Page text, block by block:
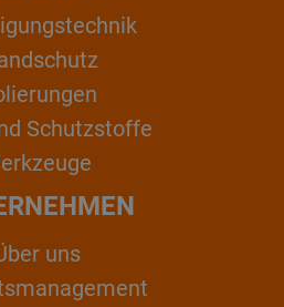
Schutzstoffe
uns